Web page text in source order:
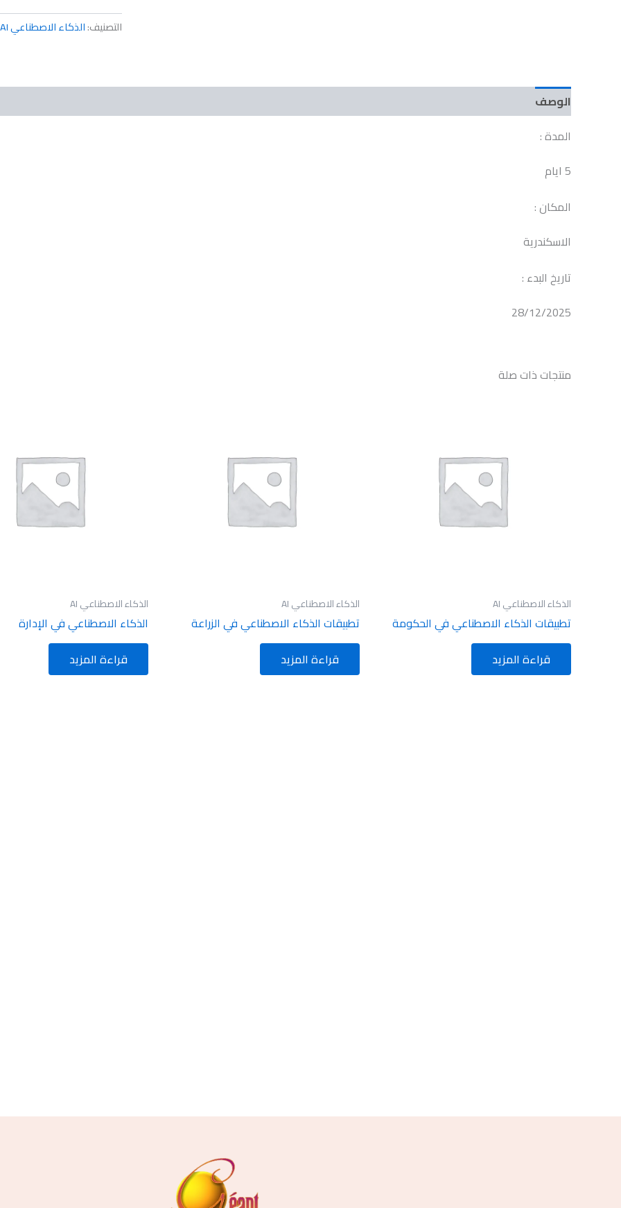
التصنيف:الذكاء الاصطناعي AI
الوصف
المدة :
5 ايام
المكان :
الاسكندرية
تاريخ البدء :
28/12/2025
منتجات ذات صلة
الذكاء الاصطناعي AI
تطبيقات الذكاء الاصطناعي في الحكومة
قراءة المزيد
الذكاء الاصطناعي AI
تطبيقات الذكاء الاصطناعي في الزراعة
قراءة المزيد
الذكاء الاصطناعي AI
الذكاء الاصطناعي في الإدارة
قراءة المزيد